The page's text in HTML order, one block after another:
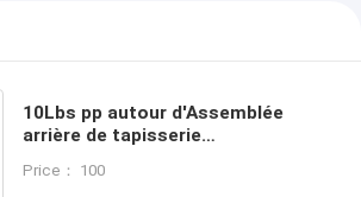
10Lbs pp autour d'Assemblée
arrière de tapisserie
densité de princesse Chair With
Price： 100